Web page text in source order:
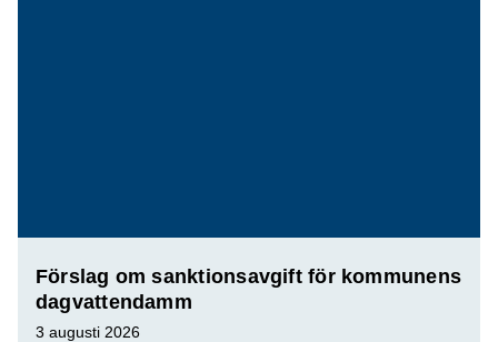
Förslag om sanktionsavgift för kommunens
dagvattendamm
3 augusti 2026